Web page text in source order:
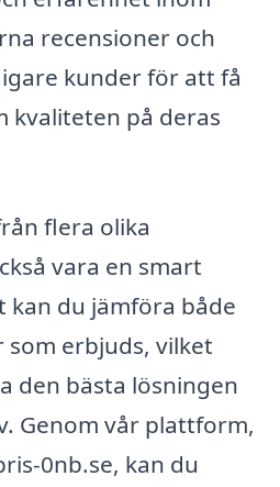
recensioner och
kunder för att få
kvaliteten på deras
flera olika
vara en smart
kan du jämföra både
erbjuds, vilket
den bästa lösningen
Genom vår plattform,
0nb.se, kan du